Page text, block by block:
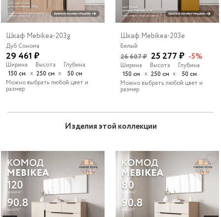
Шкаф Mebikea-203g
Дуб Сонома
29 461 ₽
Ширина
150 см х
Высота
250 см х
Глубина
50 см
Можно выбрать любой цвет и
размер
Шкаф Mebikea-203e
Белый
26 607 ₽ 25 277 ₽ -5%
Ширина
150 см х
Высота
250 см х
Глубина
50 см
Можно выбрать любой цвет и
размер
Изделия этой коллекции